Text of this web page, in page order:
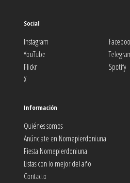
Social
Instagram
YouTube
Flickr
Spotify
X
Información
Quiénes somos
Anúnciate en Nomepierdoniuna
Fiesta Nomepierdoniuna
Listas con lo mejor del año
Contacto